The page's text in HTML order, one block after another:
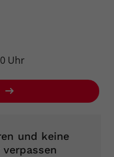
Uhr
und keine